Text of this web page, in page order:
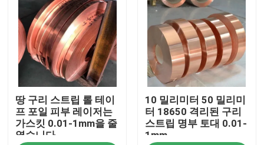
땅 구리 스트립 롤 테이
프 포일 피부 레이저는
가스킷 0.01-1mm을 줄
였습니다
10 밀리미터 50 밀리미
터 18650 격리된 구리
스트립 명부 토대 0.01-
1mm